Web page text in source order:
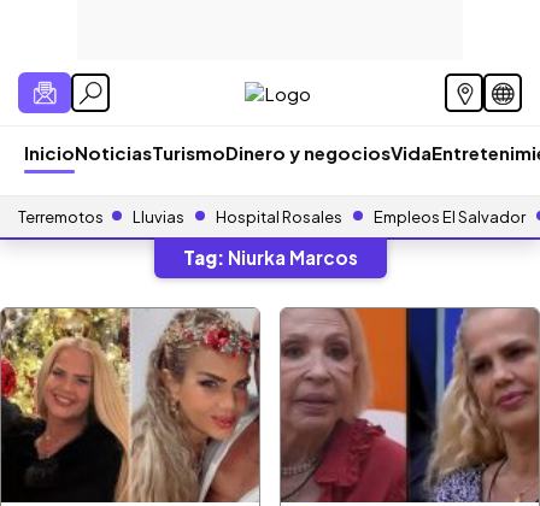
InicioNoticiasTurismoDinero y negociosVida
Terremotos Lluvias Hospital Rosales Empleos El Salvador
Tag: Niurka Marcos